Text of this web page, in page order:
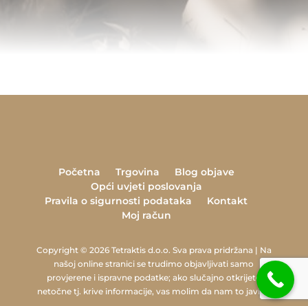
Početna Trgovina
Blog objave
Opći uvjeti poslovanja
Pravila o sigurnosti podataka
Kontakt
Moj račun
Copyright © 2026 Tetraktis d.o.o. Sva prava pridržana | Na
našoj online stranici se trudimo objavljivati samo
provjerene i ispravne podatke; ako slučajno otkrijete
netočne tj. krive informacije, vas molim da nam to javite.